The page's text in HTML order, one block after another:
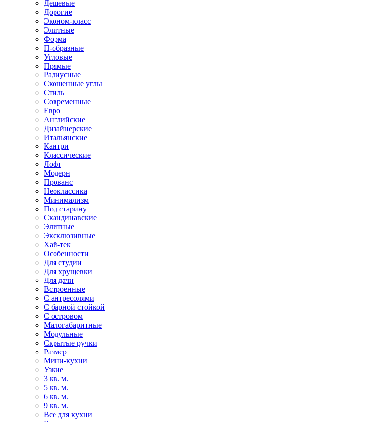
Дешевые
Дорогие
Эконом-класс
Элитные
Форма
П-образные
Угловые
Прямые
Радиусные
Скошенные углы
Стиль
Современные
Евро
Английские
Дизайнерские
Итальянские
Кантри
Классические
Лофт
Модерн
Прованс
Неоклассика
Минимализм
Под старину
Скандинавские
Элитные
Эксклюзивные
Хай-тек
Особенности
Для студии
Для хрущевки
Для дачи
Встроенные
С антресолями
С барной стойкой
С островом
Малогабаритные
Модульные
Скрытые ручки
Размер
Мини-кухни
Узкие
3 кв. м.
5 кв. м.
6 кв. м.
9 кв. м.
Все для кухни